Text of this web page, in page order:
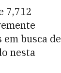
7,712
busca de
nesta